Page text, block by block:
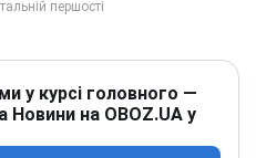
у курсі головного —
Новини на OBOZ.UA у